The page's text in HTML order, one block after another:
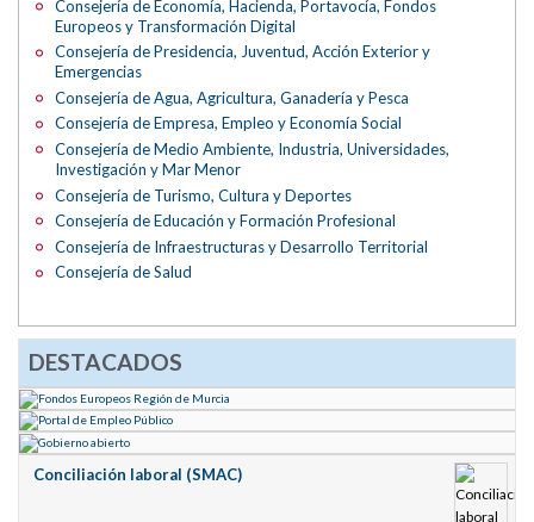
Consejería de Economía, Hacienda, Portavocía, Fondos
Europeos y Transformación Digital
Consejería de Presidencia, Juventud, Acción Exterior y
Emergencias
Consejería de Agua, Agricultura, Ganadería y Pesca
Consejería de Empresa, Empleo y Economía Social
Consejería de Medio Ambiente, Industria, Universidades,
Investigación y Mar Menor
Consejería de Turismo, Cultura y Deportes
Consejería de Educación y Formación Profesional
Consejería de Infraestructuras y Desarrollo Territorial
Consejería de Salud
DESTACADOS
Conciliación laboral (SMAC)